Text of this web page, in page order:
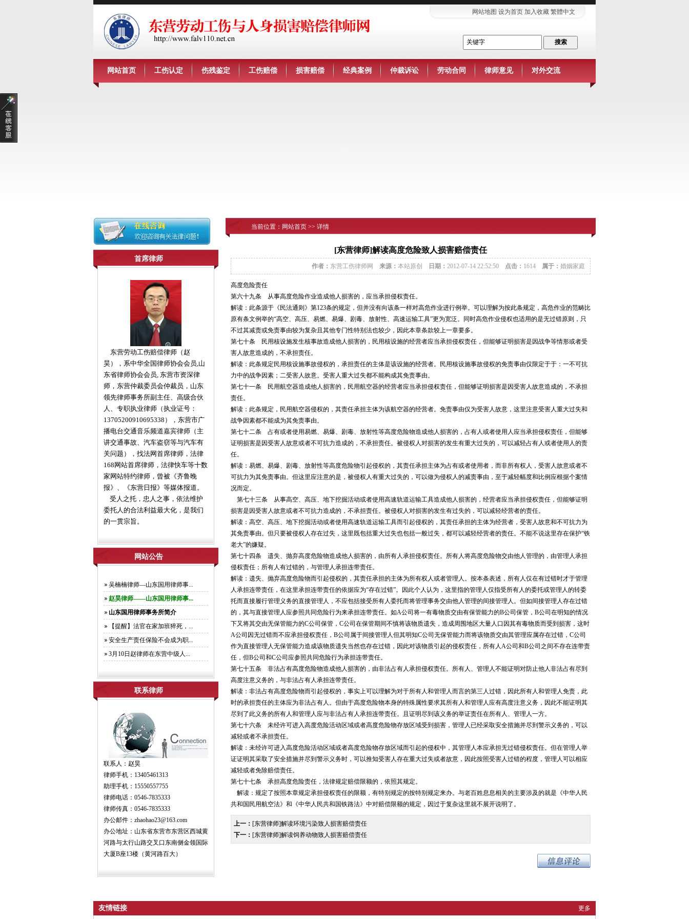
网站地图 设为首页 加入收藏 繁體中文
网站首页 工伤认定 伤残鉴定 工伤赔偿 损害赔偿 经典案例 仲裁诉讼 劳动合同 律师意见 对外交流
首席律师
东营劳动工伤赔偿律师（赵
昊），系中华全国律师协会会员,山
东省律师协会会员, 东营市资深律
师，东营仲裁委员会仲裁员，山东
领先律师事务所副主任、高级合伙
人、专职执业律师（执业证号：
13705200910695338），东营市广
播电台交通音乐频道嘉宾律师（主
讲交通事故、汽车盗窃等与汽车有
关问题），找法网首席律师，法律
168网站首席律师，法律快车等十数
家网站特约律师，曾被《齐鲁晚
报》、《东营日报》等媒体报道。
受人之托，忠人之事，依法维护
委托人的合法利益最大化，是我们
的一贯宗旨。
网站公告
吴楠楠律师—山东国用律师事...
赵昊律师——山东国用律师事...
山东国用律师事务所简介
【提醒】法官在家加班猝死，...
安全生产责任保险不会成为职...
3月10日赵律师在东营中级人...
联系律师
联系人：赵昊
律师手机：13405461313
助理手机：15550557755
律师电话：0546-7835333
律师传真：0546-7835333
办公邮件：zhaohao23@163.com
办公地址：山东省东营市东营区西城黄
河路与太行山路交叉口东南侧金领国际
大厦B座13楼（黄河路百大）
当前位置： 网站首页 >> 详情
[东营律师]解读高度危险致人损害赔偿责任
作者： 东营工伤律师网 来源： 本站原创 日期： 2012-07-14 22:52:50 点击： 1614 属于： 婚姻家庭
高度危险责任
第六十九条 从事高度危险作业造成他人损害的，应当承担侵权责任。
解读：此条源于《民法通则》第123条的规定，但并没有向该条一样对高危作业进行例举。可以理解为按此条规定，高危作业的范畴比
原有条文例举的“高空、高压、易燃、易爆、剧毒、放射性、高速运输工具”更为宽泛。同时高危作业侵权也适用的是无过错原则，只
不过其减责或免责事由较为复杂且其他专门性特别法也较少，因此本章条款较上一章要多。
第七十条 民用核设施发生核事故造成他人损害的，民用核设施的经营者应当承担侵权责任，但能够证明损害是因战争等情形或者受
害人故意造成的，不承担责任。
解读：此条规定民用核设施事故侵权的，承担责任的主体是该设施的经营者。民用核设施事故侵权的免责事由仅限定于于：一不可抗
力中的战争因素；二受害人故意。受害人重大过失都不能构成其免责事由。
第七十一条 民用航空器造成他人损害的，民用航空器的经营者应当承担侵权责任，但能够证明损害是因受害人故意造成的，不承担
责任。
解读：此条规定，民用航空器侵权的，其责任承担主体为该航空器的经营者。免责事由仅为受害人故意，这里注意受害人重大过失和
战争因素都不能成为其免责事由。
第七十二条 占有或者使用易燃、易爆、剧毒、放射性等高度危险物造成他人损害的，占有人或者使用人应当承担侵权责任，但能够
证明损害是因受害人故意或者不可抗力造成的，不承担责任。被侵权人对损害的发生有重大过失的，可以减轻占有人或者使用人的责
任。
解读：易燃、易爆、剧毒、放射性等高度危险物引起侵权的，其责任承担主体为占有或者使用者，而非所有权人，受害人故意或者不
可抗力为其免责事由。但这里应注意的是，被侵权人有重大过失的，可以做为侵权人的减责事由，至于减轻幅度和比例应根据个案情
况而定。
第七十三条 从事高空、高压、地下挖掘活动或者使用高速轨道运输工具造成他人损害的，经营者应当承担侵权责任，但能够证明
损害是因受害人故意或者不可抗力造成的，不承担责任。被侵权人对损害的发生有过失的，可以减轻经营者的责任。
解读：高空、高压、地下挖掘活动或者使用高速轨道运输工具而引起侵权的，其责任承担的主体为经营者，受害人故意和不可抗力为
其免责事由。但只要被侵权人存在过失，这里既包括重大过失也包括一般过失，都可以减轻经营者的责任。不能不说这里存在保护“铁
老大”的嫌疑。
第七十四条 遗失、抛弃高度危险物造成他人损害的，由所有人承担侵权责任。所有人将高度危险物交由他人管理的，由管理人承担
侵权责任；所有人有过错的，与管理人承担连带责任。
解读：遗失、抛弃高度危险物而引起侵权的，其责任承担的主体为所有权人或者管理人。按本条表述，所有人仅在有过错时才于管理
人承担连带责任，在这里承担连带责任的依据应为“存在过错”。因此个人认为，这里指的管理人仅指受所有人的委托或管理人的转委
托而直接履行管理义务的直接管理人，不应包括接受所有人委托而将管理事务交由他人管理的间接管理人。但如间接管理人存在过错
的，其与直接管理人应参照共同危险行为来承担连带责任。如A公司将一有毒物质交由有保管能力的B公司保管，B公司在明知的情况
下又将其交由无保管能力的C公司保管，C公司在保管期间不慎将该物质遗失，造成周围地区大量人口因其有毒物质而受到损害，这时
A公司因无过错而不应承担侵权责任，B公司属于间接管理人但其明知C公司无保管能力而将该物质交由其管理应属存在过错，C公司
作为直接管理人无保管能力造成该物质遗失当然也存在过错，因此对该物质引起的侵权责任，所有人A公司和B公司之间不存在连带责
任，但B公司和C公司应参照共同危险行为承担连带责任。
第七十五条 非法占有高度危险物造成他人损害的，由非法占有人承担侵权责任。所有人、管理人不能证明对防止他人非法占有尽到
高度注意义务的，与非法占有人承担连带责任。
解读：非法占有高度危险物而引起侵权的，事实上可以理解为对于所有人和管理人而言的第三人过错，因此所有人和管理人免责，此
时的承担责任的主体应为非法占有人。但由于高度危险物本身的特殊属性要求其所有人和管理人应有高度注意义务，因此不能证明其
尽到了此义务的所有人和管理人应与非法占有人承担连带责任。且证明尽到该义务的举证责任在所有人、管理人一方。
第七十六条 未经许可进入高度危险活动区域或者高度危险物存放区域受到损害，管理人已经采取安全措施并尽到警示义务的，可以
减轻或者不承担责任。
解读：未经许可进入高度危险活动区域或者高度危险物存放区域而引起的侵权中，其管理人本应承担无过错侵权责任。但在管理人举
证证明其采取了安全措施并尽到警示义务时，可以推知受害人存在重大过失或者故意，因此按照受害人过错的程度，管理人可以相应
减轻或者免除赔偿责任。
第七十七条 承担高度危险责任，法律规定赔偿限额的，依照其规定。
解读：规定了按照本章规定承担侵权责任的限额，有特别规定的按特别规定来办。与老百姓息息相关的主要涉及的就是《中华人民
共和国民用航空法》和《中华人民共和国铁路法》中对赔偿限额的规定，因过于复杂这里就不展开说明了。
上一： [东营律师]解读环境污染致人损害赔偿责任
下一： [东营律师]解读饲养动物致人损害赔偿责任
更多
友情链接